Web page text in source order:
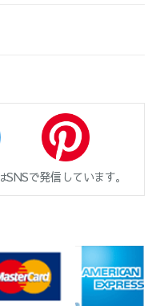
で発信しています。